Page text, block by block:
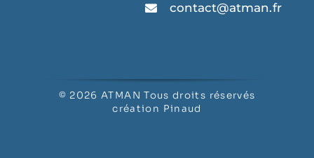
contact@atman.fr
© 2026 ATMAN Tous droits réservés
création Pinaud